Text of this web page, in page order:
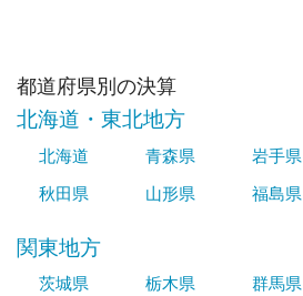
都道府県別の決算
北海道・東北地方
北海道 青森県 岩手県
秋田県
山形県 福島県
関東地方
茨城県 栃木県 群馬県